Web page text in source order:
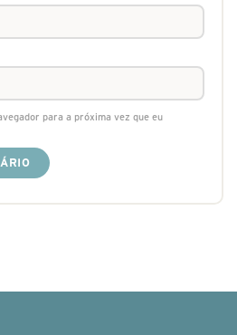
para a próxima vez que eu